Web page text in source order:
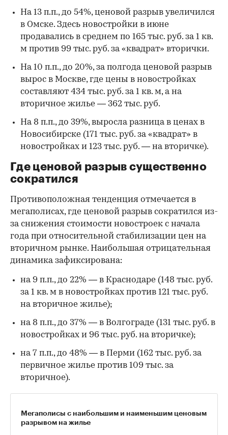
На 13 п.п., до 54%, ценовой разрыв увеличился
в Омске. Здесь новостройки в июне
продавались в среднем по 165 тыс. руб. за 1 кв.
м против 99 тыс. руб. за «квадрат» вторички.
На 10 п.п., до 20%, за полгода ценовой разрыв
вырос в Москве, где цены в новостройках
составляют 434 тыс. руб. за 1 кв. м, а на
вторичное жилье — 362 тыс. руб.
На 8 п.п., до 39%, выросла разница в ценах в
Новосибирске (171 тыс. руб. за «квадрат» в
новостройках и 123 тыс. руб. — на вторичке).
Где ценовой разрыв существенно
сократился
Противоположная тенденция отмечается в
мегаполисах, где ценовой разрыв сократился из-
за снижения стоимости новостроек с начала
года при относительной стабилизации цен на
вторичном рынке. Наибольшая отрицательная
динамика зафиксирована:
на 9 п.п., до 22% — в Краснодаре (148 тыс. руб.
за 1 кв. м в новостройках против 121 тыс. руб.
на вторичное жилье);
на 8 п.п., до 37% — в Волгограде (131 тыс. руб. в
новостройках и 96 тыс. руб. на вторичке);
на 7 п.п., до 48% — в Перми (162 тыс. руб. за
первичное жилье против 109 тыс. за
вторичное).
Мегаполисы с наибольшим и наименьшим ценовым
разрывом на жилье